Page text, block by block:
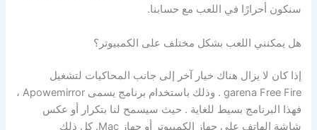
سنكون أحرارًا في اللعب مع حسابنا.
هل يمكنني اللعب بشكل مختلف على الكمبيوتر؟
إذا كان لا يزال هناك خيار آخر إلى جانب المحاكيات لتشغيل
garena Free Fire . وذلك باستخدام برنامج يسمى Apowemirror ،
فهذا البرنامج بسيط للغاية . حيث سيسمح لنا بتكرار أو عكس
شاشة الهاتف على جهاز الكمبيوتر أو جهاز Mac. كل ذلك